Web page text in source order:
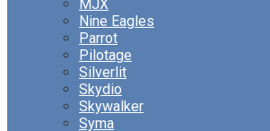
MJX
Nine Eagles
Parrot
Pilotage
Silverlit
Skydio
Skywalker
Syma